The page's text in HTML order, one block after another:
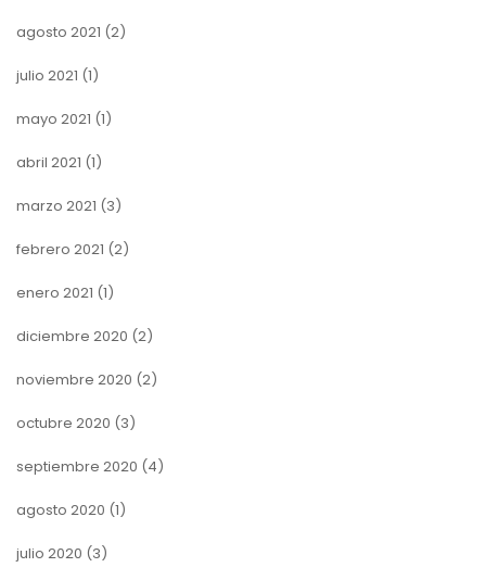
agosto 2021 (2)
julio 2021 (1)
mayo 2021 (1)
abril 2021 (1)
marzo 2021 (3)
febrero 2021 (2)
enero 2021 (1)
diciembre 2020 (2)
noviembre 2020 (2)
octubre 2020 (3)
septiembre 2020 (4)
agosto 2020 (1)
julio 2020 (3)